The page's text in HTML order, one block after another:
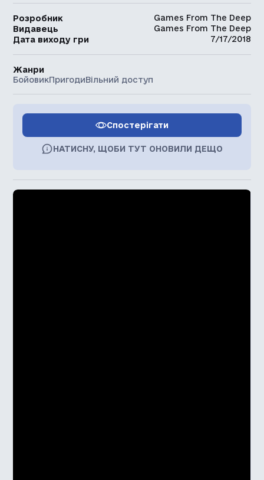
Розробник
Games From The Deep
Видавець
Games From The Deep
Дата виходу гри
7/17/2018
Жанри
БойовикПригодиВільний доступ
Спостерігати
НАТИСНУ, ЩОБИ ТУТ ОНОВИЛИ ДЕЩО